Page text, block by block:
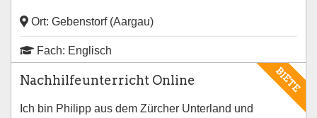
Ort: Gebenstorf (Aargau)
Fach: Englisch
BIETE
Nachhilfeunterricht Online
Ich bin Philipp aus dem Zürcher Unterland und